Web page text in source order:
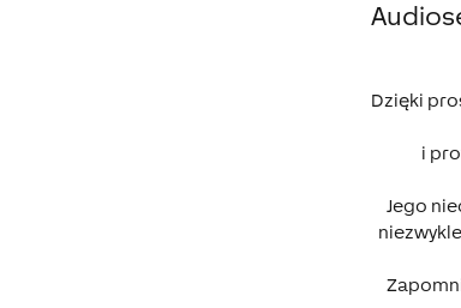
Dzięki
i
Jego